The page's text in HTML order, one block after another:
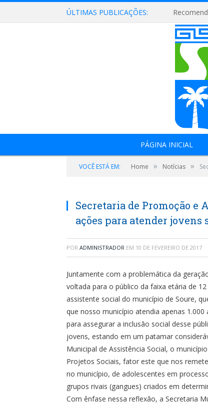
ÚLTIMAS PUBLICAÇÕES:
PÁGINA INICIAL
VOCÊ ESTÁ EM: Home » Notícias »
Secretaria de Promoção
ações para atender jovens
POR ADMINISTRADOR EM 10 DE FEVEREIRO DE 2017
Juntamente com a problemática da
voltada para o público da faixa etária de
assistente social do município de Soure,
que nosso município atendia apenas
para assegurar a inclusão social desse
jovens, estando em um patamar
Municipal de Assistência Social, o
Projetos Sociais, fator este que nos
no município, de adolescentes em
grupos rivais (gangues) criados em
Com ênfase nessa reflexão, a Secretaria